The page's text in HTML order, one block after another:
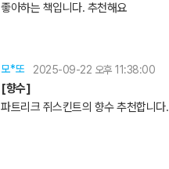
좋아하는 책입니다. 추천해요
모*또 2025-09-22 오후 11:38:00
[향수]
파트리크 쥐스킨트의 향수 추천합니다.